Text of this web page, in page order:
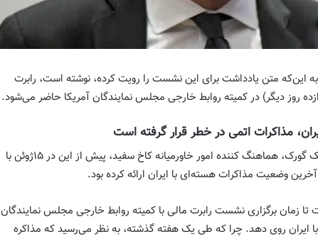
به این‌که متن یادداشت برای این نشست را رویت کرده، نوشته است، رابرت
مذاکرات اتمی در خطر قرار گرفته است
رابرت مالی به همراه برت مک گورک، هماهنگ کننده امور خاورمیانه کاخ سفید، پیش از این در ۱۵ژوئن با
وضعیت مذاکرات هسته‌ای با ایران ارائه کرده بود.
تا زمان برگزاری نشست رابرت مالی با کمیته روابط خارجی مجلس نمایندگان
ایران روی دهد. چرا که طی یک هفته گذشته، به نظر می‌رسید که مذاکره